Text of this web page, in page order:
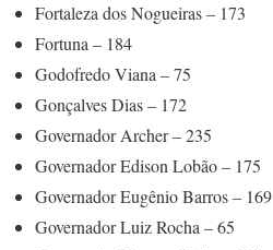
Fortaleza dos Nogueiras – 173
Fortuna – 184
Godofredo Viana – 75
Gonçalves Dias – 172
Governador Archer – 235
Governador Edison Lobão – 175
Governador Eugênio Barros – 169
Governador Luiz Rocha – 65